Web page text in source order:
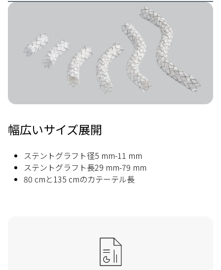
Image
幅広いサイズ展開
ステントグラフト径5 mm-11 mm
ステントグラフト長29 mm-79 mm
80 cmと135 cmのカテーテル長